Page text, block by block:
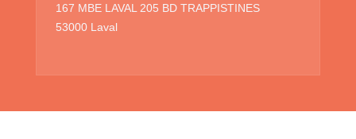
167 MBE LAVAL 205 BD TRAPPISTINES
53000 Laval